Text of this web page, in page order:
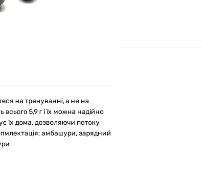
на тренуванні, а не на
5,9 г і їх можна надійно
їх дома, дозволяючи потоку
амбашури, зарядний